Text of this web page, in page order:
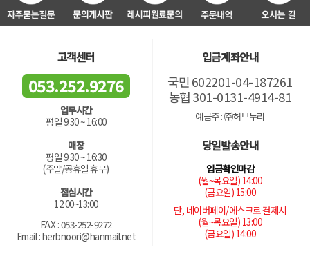
고객센터
053.252.9276
업무시간
평일 9:30 ~ 16:00
매장
평일 9:30 ~ 16:30
(주말/공휴일 휴무)
점심시간
12:00~13:00
FAX : 053-252-9272
Email : herbnoori@hanmail.net
입금계좌안내
국민 602201-04-187261
농협 301-0131-4914-81
예금주 : ㈜허브누리
당일발송안내
입금확인마감
(월~목요일) 14:00
(금요일) 15:00
단, 네이버페이/에스크로 결제시
(월~목요일) 13:00
(금요일) 14:00